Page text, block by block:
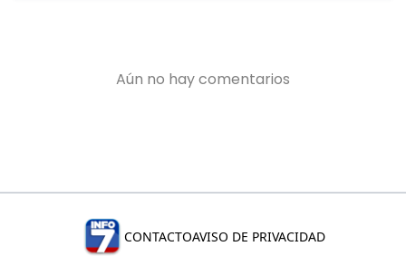
CONTACTOAVISO DE PRIVACIDAD